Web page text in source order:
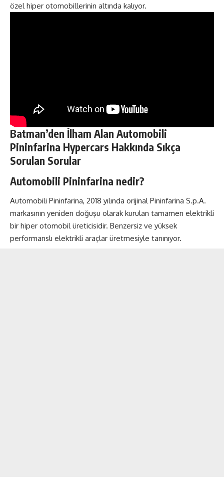
özel hiper otomobillerinin altında kalıyor.
Batman’den İlham Alan Automobili
Pininfarina Hypercars Hakkında Sıkça
Sorulan Sorular
Automobili Pininfarina nedir?
Automobili Pininfarina, 2018 yılında orijinal Pininfarina S.p.A.
markasının yeniden doğuşu olarak kurulan tamamen elektrikli
bir hiper otomobil üreticisidir. Benzersiz ve yüksek
performanslı elektrikli araçlar üretmesiyle tanınıyor.